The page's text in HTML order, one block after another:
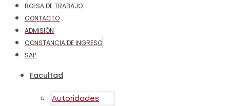
BOLSA DE TRABAJO
CONTACTO
ADMISIÓN
CONSTANCIA DE INGRESO
SAP
Facultad
Autoridades